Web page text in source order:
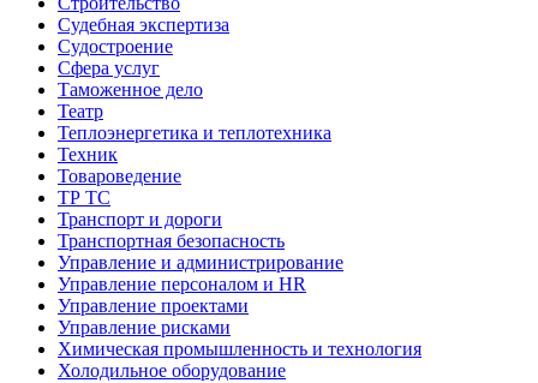
Судебная экспертиза
Судостроение
Сфера услуг
Таможенное дело
Театр
Теплоэнергетика и теплотехника
Техник
Товароведение
ТР ТС
Транспорт и дороги
Транспортная безопасность
Управление и администрирование
Управление персоналом и HR
Управление проектами
Управление рисками
Химическая промышленность и технология
Холодильное оборудование